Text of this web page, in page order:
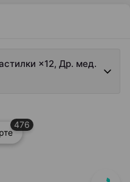
×12, Др. мед.
476